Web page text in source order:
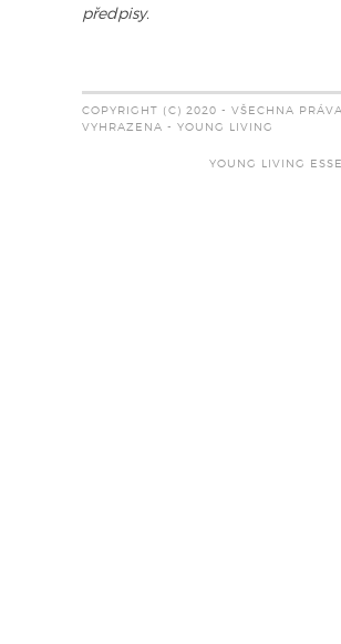
předpisy.
COPYRIGHT (C) 2020 - VŠECHNA PRÁVA
VYHRAZENA - YOUNG LIVING
YOUNG LIVING